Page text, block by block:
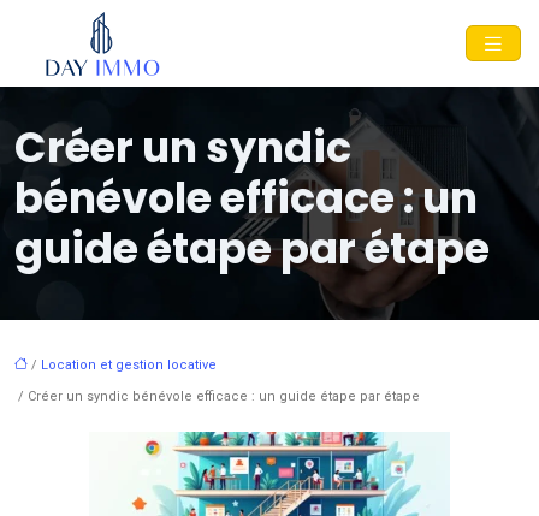
Créer un syndic
bénévole efficace : un
guide étape par étape
/ Location et gestion locative
/ Créer un syndic bénévole efficace : un guide étape par étape